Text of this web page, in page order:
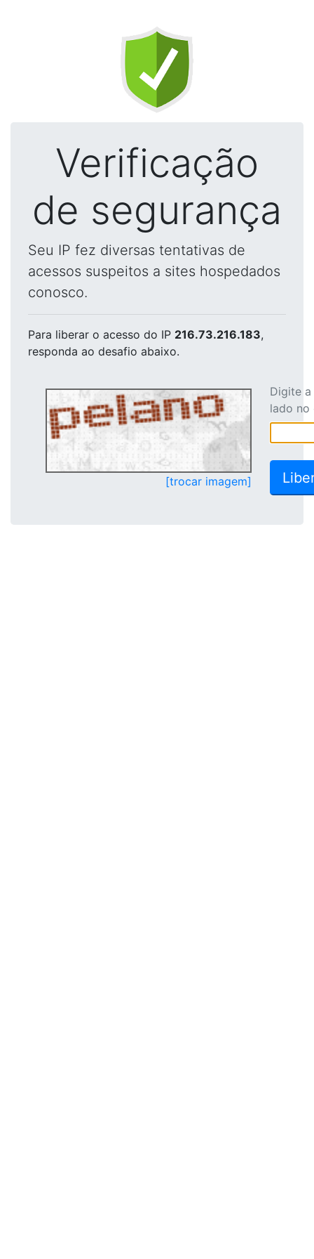
Verificação
de segurança
Seu IP fez diversas tentativas de
acessos suspeitos a sites hospedados
conosco.
Para liberar o acesso do IP 216.73.216.183,
responda ao desafio abaixo.
[trocar imagem]
Digite
lado no